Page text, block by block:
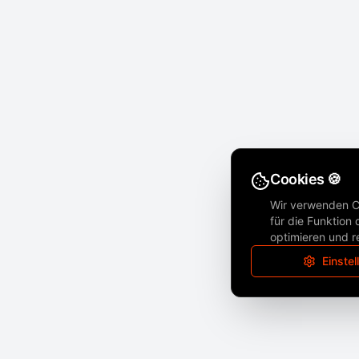
Cookies 🍪
Wir verwenden
für die Funktion
optimieren und